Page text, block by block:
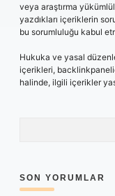
veya araştırma
yazdıkları içeriklerin
bu sorumluluğu kabul
Hukuka ve yasal
içerikleri,
halinde, ilgili içerikler
SON YORUMLAR